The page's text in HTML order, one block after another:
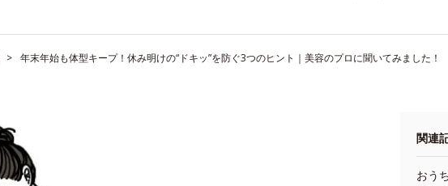
年末年始も体型キープ！休み明けの“ドキッ”を防ぐ3つのヒント｜美容のプロに聞いてみました！
関連
おう